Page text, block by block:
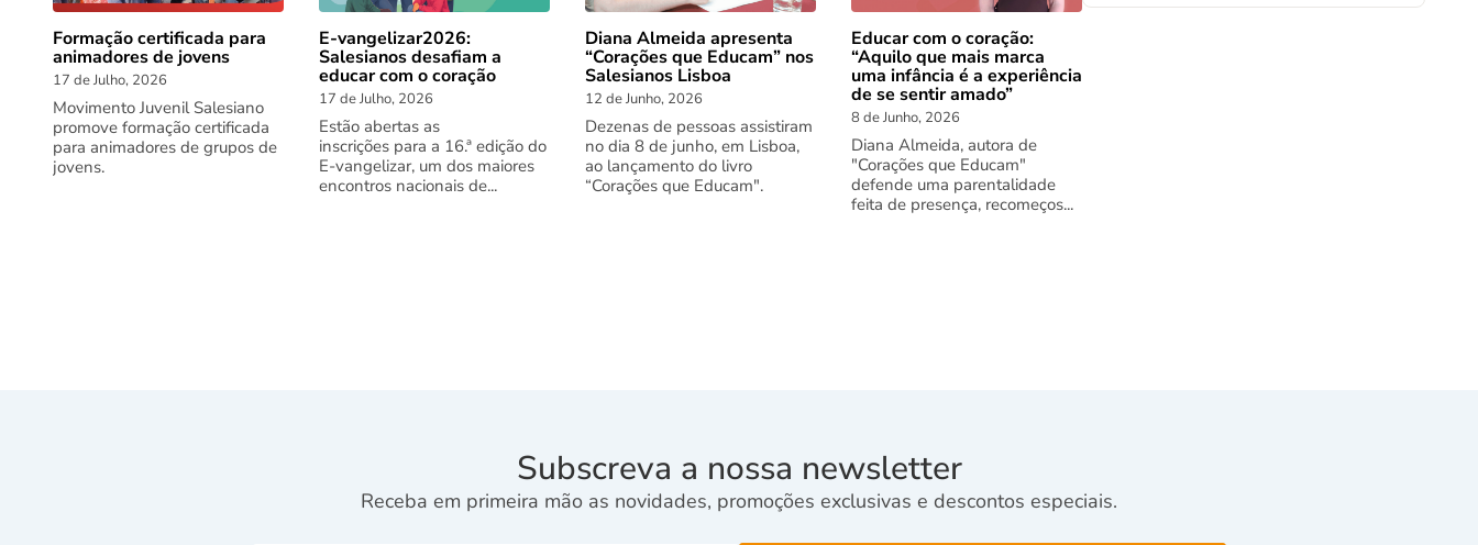
Formação certificada para
animadores de jovens
17 de Julho, 2026
Movimento Juvenil Salesiano
promove formação certificada
para animadores de grupos de
jovens.
E-vangelizar2026:
Salesianos desafiam a
educar com o coração
17 de Julho, 2026
Estão abertas as
inscrições para a 16.ª edição do
E-vangelizar, um dos maiores
encontros nacionais de...
Diana Almeida apresenta
“Corações que Educam” nos
Salesianos Lisboa
12 de Junho, 2026
Dezenas de pessoas assistiram
no dia 8 de junho, em Lisboa,
ao lançamento do livro
“Corações que Educam".
Educar com o coração:
“Aquilo que mais marca
uma infância é a experiência
de se sentir amado”
8 de Junho, 2026
Diana Almeida, autora de
"Corações que Educam"
defende uma parentalidade
feita de presença, recomeços...
Subscreva a nossa newsletter
Receba em primeira mão as novidades, promoções exclusivas e descontos especiais.